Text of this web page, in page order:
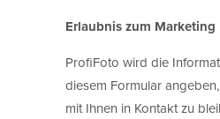
Erlaubnis zum Marketing
ProfiFoto wird die
diesem Formular
mit Ihnen in Kontakt zu